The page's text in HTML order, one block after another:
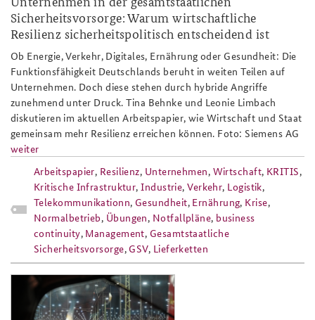
Sicherheitsvorsorge: Warum wirtschaftliche
Resilienz sicherheitspolitisch entscheidend ist
Ob Energie, Verkehr, Digitales, Ernährung oder Gesundheit: Die
Funktionsfähigkeit Deutschlands beruht in weiten Teilen auf
Unternehmen. Doch diese stehen durch hybride Angriffe
zunehmend unter Druck. Tina Behnke und Leonie Limbach
diskutieren im aktuellen Arbeitspapier, wie Wirtschaft und Staat
gemeinsam mehr Resilienz erreichen können. Foto: Siemens AG
weiter
Arbeitspapier, Resilienz, Unternehmen, Wirtschaft, KRITIS,
Kritische Infrastruktur,Industrie,Verkehr, Logistik,
Telekommunikationn, Gesundheit, Ernährung, Krise,
Normalbetrieb, Übungen, Notfallpläne, business
continuity, Management, Gesamtstaatliche
Sicherheitsvorsorge, GSV, Lieferketten